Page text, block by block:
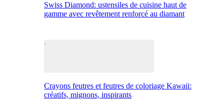
Swiss Diamond: ustensiles de cuisine haut de
gamme avec revêtement renforcé au diamant
Crayons feutres et feutres de coloriage Kawaii:
créatifs, mignons, inspirants